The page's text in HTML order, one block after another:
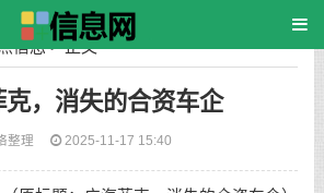
信息> 正文
克，消失的合资车企
整理 2025-11-17 15:40